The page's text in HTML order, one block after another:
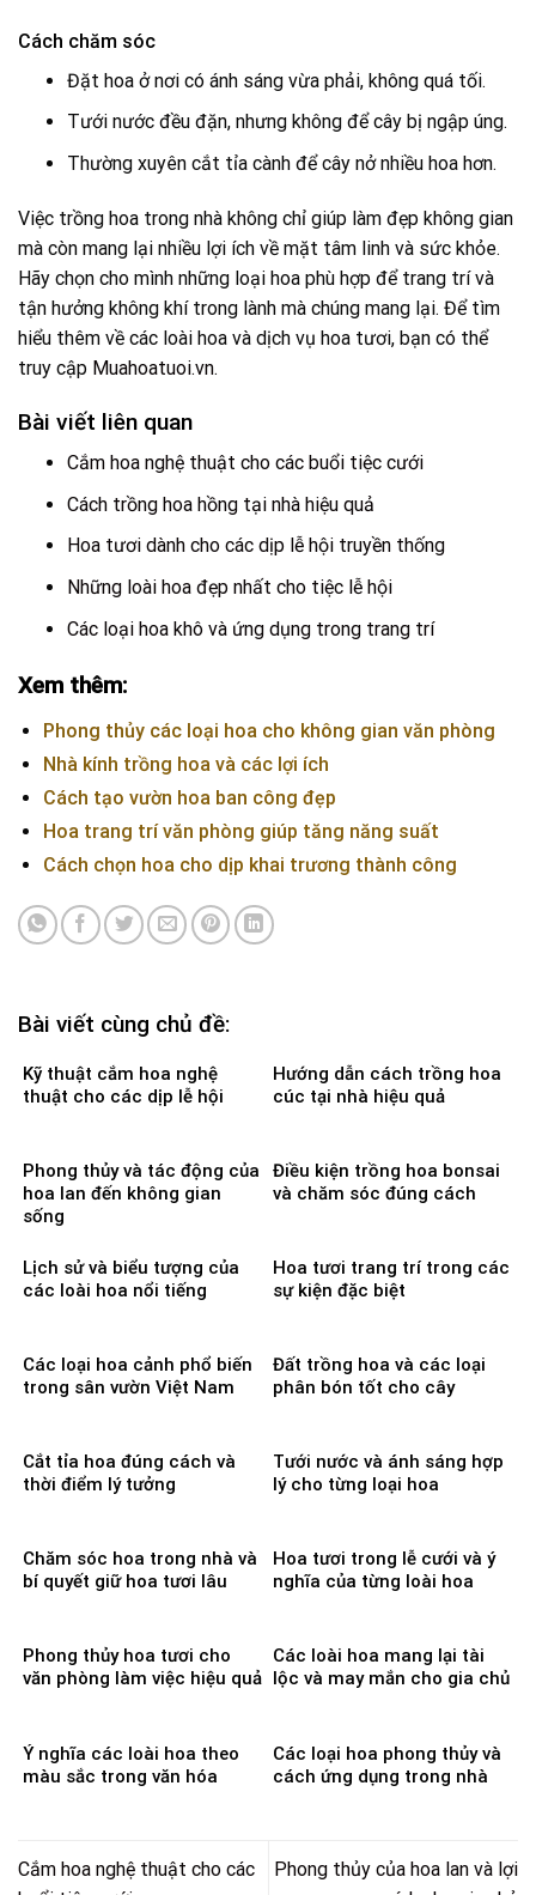
Cách chăm sóc
Đặt hoa ở nơi có ánh sáng vừa phải, không quá tối.
Tưới nước đều đặn, nhưng không để cây bị ngập úng.
Thường xuyên cắt tỉa cành để cây nở nhiều hoa hơn.
Việc trồng hoa trong nhà không chỉ giúp làm đẹp không gian
mà còn mang lại nhiều lợi ích về mặt tâm linh và sức khỏe.
Hãy chọn cho mình những loại hoa phù hợp để trang trí và
tận hưởng không khí trong lành mà chúng mang lại. Để tìm
hiểu thêm về các loài hoa và dịch vụ hoa tươi, bạn có thể
truy cập Muahoatuoi.vn.
Bài viết liên quan
Cắm hoa nghệ thuật cho các buổi tiệc cưới
Cách trồng hoa hồng tại nhà hiệu quả
Hoa tươi dành cho các dịp lễ hội truyền thống
Những loài hoa đẹp nhất cho tiệc lễ hội
Các loại hoa khô và ứng dụng trong trang trí
Xem thêm:
Phong thủy các loại hoa cho không gian văn phòng
Nhà kính trồng hoa và các lợi ích
Cách tạo vườn hoa ban công đẹp
Hoa trang trí văn phòng giúp tăng năng suất
Cách chọn hoa cho dịp khai trương thành công
Bài viết cùng chủ đề:
Kỹ thuật cắm hoa nghệ
thuật cho các dịp lễ hội
Hướng dẫn cách trồng hoa
cúc tại nhà hiệu quả
Phong thủy và tác động của
hoa lan đến không gian
sống
Điều kiện trồng hoa bonsai
và chăm sóc đúng cách
Lịch sử và biểu tượng của
các loài hoa nổi tiếng
Hoa tươi trang trí trong các
sự kiện đặc biệt
Các loại hoa cảnh phổ biến
trong sân vườn Việt Nam
Đất trồng hoa và các loại
phân bón tốt cho cây
Cắt tỉa hoa đúng cách và
thời điểm lý tưởng
Tưới nước và ánh sáng hợp
lý cho từng loại hoa
Chăm sóc hoa trong nhà và
bí quyết giữ hoa tươi lâu
Hoa tươi trong lễ cưới và ý
nghĩa của từng loài hoa
Phong thủy hoa tươi cho
văn phòng làm việc hiệu quả
Các loài hoa mang lại tài
lộc và may mắn cho gia chủ
Ý nghĩa các loài hoa theo
màu sắc trong văn hóa
Các loại hoa phong thủy và
cách ứng dụng trong nhà
Cắm hoa nghệ thuật cho các
Phong thủy của hoa lan và lợi